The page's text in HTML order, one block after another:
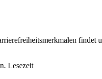
findet
Lesezeit